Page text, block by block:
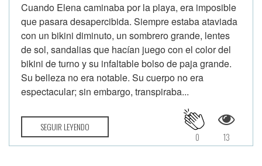
Cuando Elena caminaba por la playa, era imposible
que pasara desapercibida. Siempre estaba ataviada
con un bikini diminuto, un sombrero grande, lentes
de sol, sandalias que hacían juego con el color del
bikini de turno y su infaltable bolso de paja grande.
Su belleza no era notable. Su cuerpo no era
espectacular; sin embargo, transpiraba...
SEGUIR LEYENDO
13
0